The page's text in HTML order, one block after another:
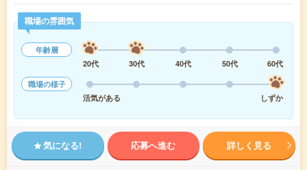
職場の雰囲気
年齢層
20代
30代 40代 50代
60代
職場の様子
活気がある
しずか
気になる! 応募へ進む 詳しく見る